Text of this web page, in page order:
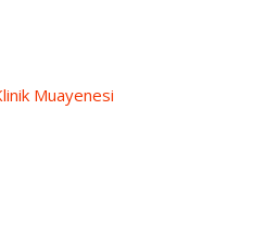
Muayenesi